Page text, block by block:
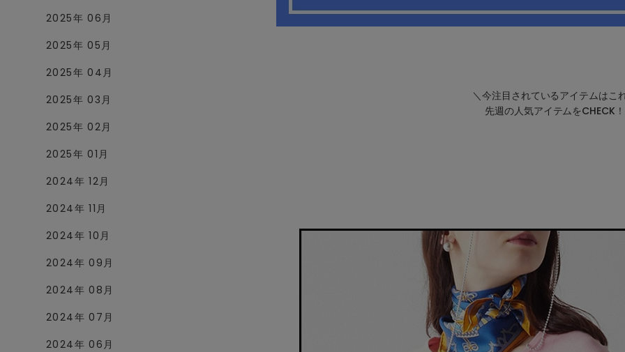
2025年 06月
2025年 05月
2025年 04月
2025年 03月
2025年 02月
2025年 01月
2024年 12月
2024年 11月
2024年 10月
2024年 09月
2024年 08月
2024年 07月
2024年 06月
＼今注目されているアイテムはこ
先週の人気アイテムをCHECK！